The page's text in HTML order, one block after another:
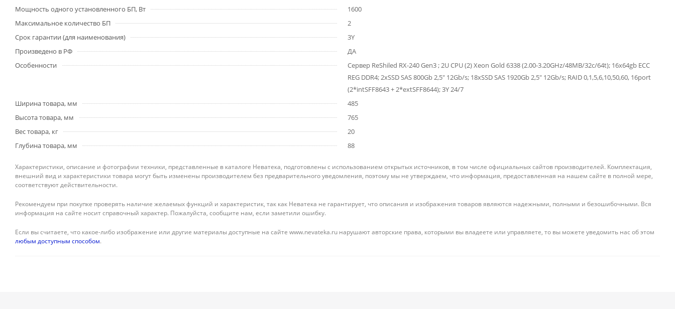
Мощность одного установленного БП, Вт
1600
Максимальное количество БП
2
Срок гарантии (для наименования)
3Y
Произведено в РФ
ДА
Особенности
Сервер ReShiled RX-240 Gen3 ; 2U CPU (2) Xeon Gold 6338 (2.00-3.20GHz/48MB/32c/64t); 16x64gb ECC
REG DDR4; 2xSSD SAS 800Gb 2,5" 12Gb/s; 18xSSD SAS 1920Gb 2,5" 12Gb/s; RAID 0,1,5,6,10,50,60, 16port
(2*intSFF8643 + 2*extSFF8644); 3Y 24/7
Ширина товара, мм
485
Высота товара, мм
765
Вес товара, кг
20
Глубина товара, мм
88
Характеристики, описание и фотографии техники, представленные в каталоге Неватека, подготовлены с использованием открытых источников, в том числе официальных сайтов производителей. Комплектация,
внешний вид и характеристики товара могут быть изменены производителем без предварительного уведомления, поэтому мы не утверждаем, что информация, предоставленная на нашем сайте в полной мере,
соответствуют действительности.
Рекомендуем при покупке проверять наличие желаемых функций и характеристик, так как Неватека не гарантирует, что описания и изображения товаров являются надежными, полными и безошибочными. Вся
информация на сайте носит справочный характер. Пожалуйста, сообщите нам, если заметили ошибку.
Если вы считаете, что какое-либо изображение или другие материалы доступные на сайте www.nevateka.ru нарушают авторские права, которыми вы владеете или управляете, то вы можете уведомить нас об этом
любым доступным способом.